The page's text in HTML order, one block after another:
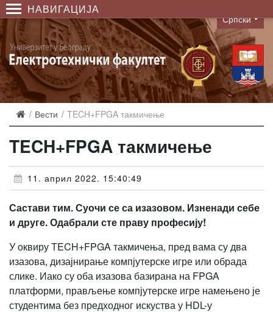
НАВИГАЦИЈА
Language
Српски
Вести TECH+FPGA такмичење
TECH+FPGA такмичење
11. април 2022. 15:40:49
Састави тим. Суочи се са изазовом. Изненади себе
и друге. Одабрали сте праву професију!
У оквиру TECH+FPGA такмичења, пред вама су два
изазова, дизајнирање компјутерске игре или обрада
слике. Иако су оба изазова базирана на FPGA
платформи, прављење компјутерске игре намењено је
студентима без предходног искуства у HDL-у